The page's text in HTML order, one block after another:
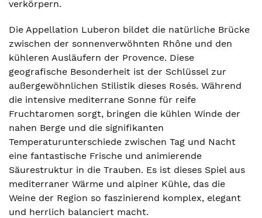
verkörpern.
Die Appellation Luberon bildet die natürliche Brücke
zwischen der sonnenverwöhnten Rhône und den
kühleren Ausläufern der Provence. Diese
geografische Besonderheit ist der Schlüssel zur
außergewöhnlichen Stilistik dieses Rosés. Während
die intensive mediterrane Sonne für reife
Fruchtaromen sorgt, bringen die kühlen Winde der
nahen Berge und die signifikanten
Temperaturunterschiede zwischen Tag und Nacht
eine fantastische Frische und animierende
Säurestruktur in die Trauben. Es ist dieses Spiel aus
mediterraner Wärme und alpiner Kühle, das die
Weine der Region so faszinierend komplex, elegant
und herrlich balanciert macht.